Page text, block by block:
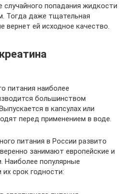
попадания жидкости
Тогда даже тщательная
вернет ей исходное качество.
питания наиболее
большинством
в капсулах или
перед применением в воде.
питания в России развито
занимают европейские и
Наиболее популярные
срок годности: